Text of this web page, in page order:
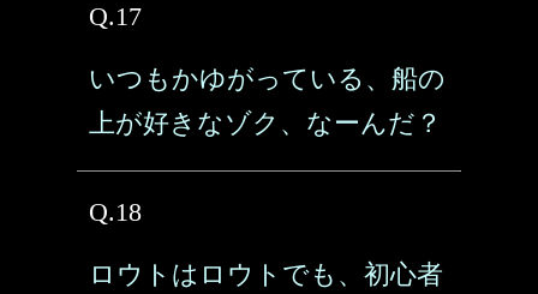
Q.17
いつもかゆがっている、船の
上が好きなゾク、なーんだ？
Q.18
ロウトはロウトでも、初心者